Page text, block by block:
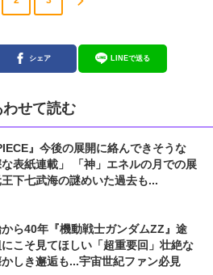
シェア LINEで送る
わせて読む
』今後の展開に絡んできそうな
な表紙連載」 「神」エネルの月での展
下七武海の謎めいた過去も...
ら40年『機動戦士ガンダムZZ』途
こそ見てほしい「超重要回」壮絶な
しき邂逅も...宇宙世紀ファン必見